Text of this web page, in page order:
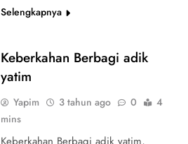
Selengkapnya
Keberkahan Berbagi adik
yatim
Yapim 3 tahun ago 0
4
mins